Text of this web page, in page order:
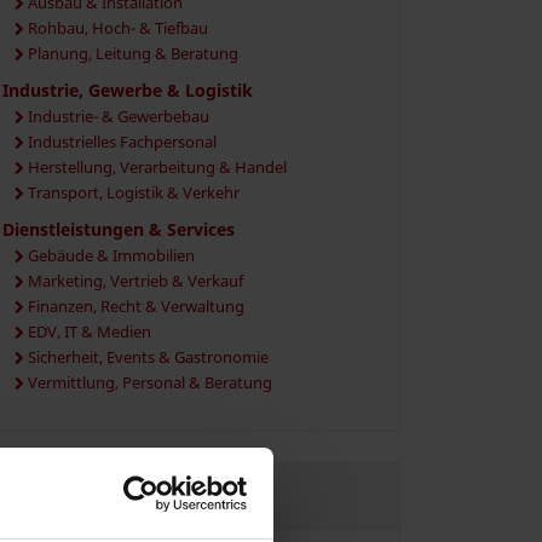
Rohbau, Hoch- & Tiefbau
Planung, Leitung & Beratung
Industrie, Gewerbe & Logistik
Industrie- & Gewerbebau
Industrielles Fachpersonal
Herstellung, Verarbeitung & Handel
Transport, Logistik & Verkehr
Dienstleistungen & Services
Gebäude & Immobilien
Marketing, Vertrieb & Verkauf
Finanzen, Recht & Verwaltung
EDV, IT & Medien
Sicherheit, Events & Gastronomie
Vermittlung, Personal & Beratung
JETZT REGISTRIEREN